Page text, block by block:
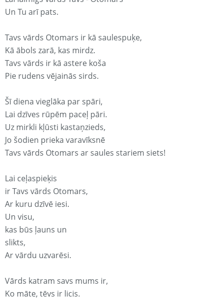
Un Tu arī pats.
Tavs vārds Otomars ir kā saulespuķe,
Kā ābols zarā, kas mirdz.
Tavs vārds ir kā astere koša
Pie rudens vējainās sirds.
Šī diena vieglāka par spāri,
Lai dzīves rūpēm paceļ pāri.
Uz mirkli kļūsti kastaņzieds,
Jo šodien prieka varavīksnē
Tavs vārds Otomars ar saules stariem siets!
Lai ceļaspieķis
ir Tavs vārds Otomars,
Ar kuru dzīvē iesi.
Un visu,
kas būs ļauns un
slikts,
Ar vārdu uzvarēsi.
Vārds katram savs mums ir,
Ko māte, tēvs ir licis.